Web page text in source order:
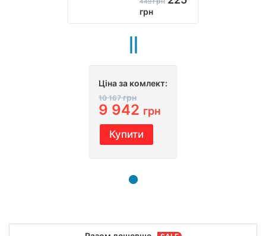
грн
Ціна за комлект:
10 167грн
9 942 грн
Купити